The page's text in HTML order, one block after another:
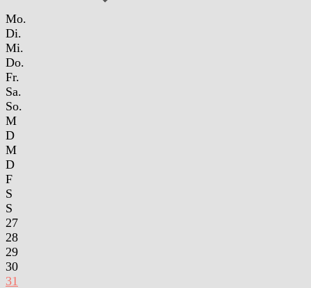
Mo.
Di.
Mi.
Do.
Fr.
Sa.
So.
M
D
M
D
F
S
S
27
28
29
30
31